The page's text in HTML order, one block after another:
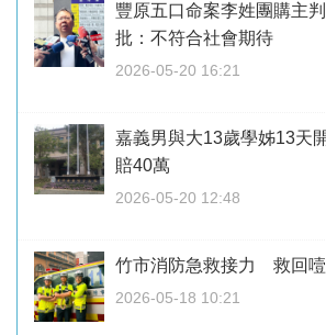
豐原五口命案李姓團購主
批：不符合社會期待
2026-05-20 16:21
嘉義男與大13歲學姊13天
賠40萬
2026-05-20 12:48
竹市消防急救接力 救回
2026-05-18 10:21